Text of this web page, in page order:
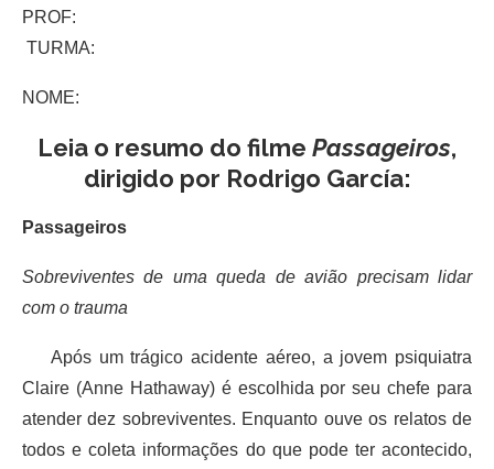
PROF:
TURMA:
NOME:
Leia o resumo do filme Passageiros,
dirigido por Rodrigo García:
Passageiros
Sobreviventes de uma queda de avião precisam lidar
com o trauma
Após um trágico acidente aéreo, a jovem psiquiatra
Claire (Anne Hathaway) é escolhida por seu chefe para
atender dez sobreviventes. Enquanto ouve os relatos de
todos e coleta informações do que pode ter acontecido,